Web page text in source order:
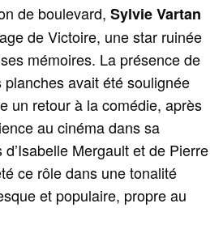
de boulevard,Sylvie Vartan
de Victoire, une star ruinée
mémoires. La présence de
avait été soulignée
un retour à la comédie, après
au cinéma dans sa
Mergault et de Pierre
ce rôle dans une tonalité
et populaire, propre au